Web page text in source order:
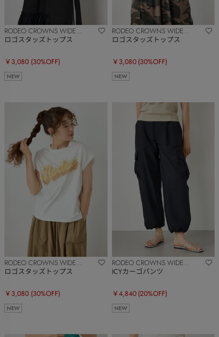
RODEO CROWNS WIDE
BOWL
ロゴスタッズトップス
￥3,080 (30%OFF)
NEW
RODEO CROWNS WIDE
BOWL
ロゴスタッズトップス
￥3,080 (30%OFF)
NEW
RODEO CROWNS WIDE
BOWL
ロゴスタッズトップス
￥3,080 (30%OFF)
NEW
RODEO CROWNS WIDE
BOWL
ICYカーゴパンツ
￥4,840 (20%OFF)
NEW